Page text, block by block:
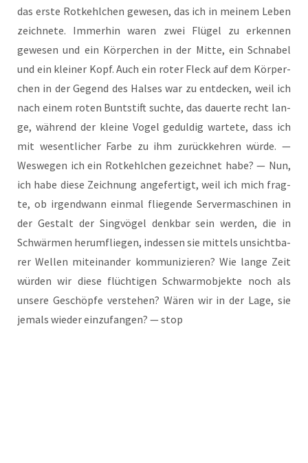
das ers­te Rot­kehl­chen gewe­sen, das ich in mei­nem Leben
zeich­ne­te. Immer­hin waren zwei Flü­gel zu erken­nen
gewe­sen und ein Kör­per­chen in der Mit­te, ein Schna­bel
und ein klei­ner Kopf. Auch ein roter Fleck auf dem Kör­per­
chen in der Gegend des Hal­ses war zu ent­de­cken, weil ich
nach einem roten Bunt­stift such­te, das dau­er­te recht lan­
ge, wäh­rend der klei­ne Vogel gedul­dig war­te­te, dass ich
mit wesent­li­cher Far­be zu ihm zurück­keh­ren wür­de. —
Wes­we­gen ich ein Rot­kehl­chen gezeich­net habe? — Nun,
ich habe die­se Zeich­nung ange­fer­tigt, weil ich mich frag­
te, ob irgend­wann ein­mal flie­gen­de Ser­ver­ma­schi­nen in
der Gestalt der Sing­vö­gel denk­bar sein wer­den, die in
Schwär­men her­um­flie­gen, indes­sen sie mit­tels unsicht­ba­
rer Wel­len mit­ein­an­der kom­mu­ni­zie­ren? Wie lan­ge Zeit
wür­den wir die­se flüch­ti­gen Schwarm­ob­jek­te noch als
unse­re Geschöp­fe ver­ste­hen? Wären wir in der Lage, sie
jemals wie­der ein­zu­fan­gen? — stop